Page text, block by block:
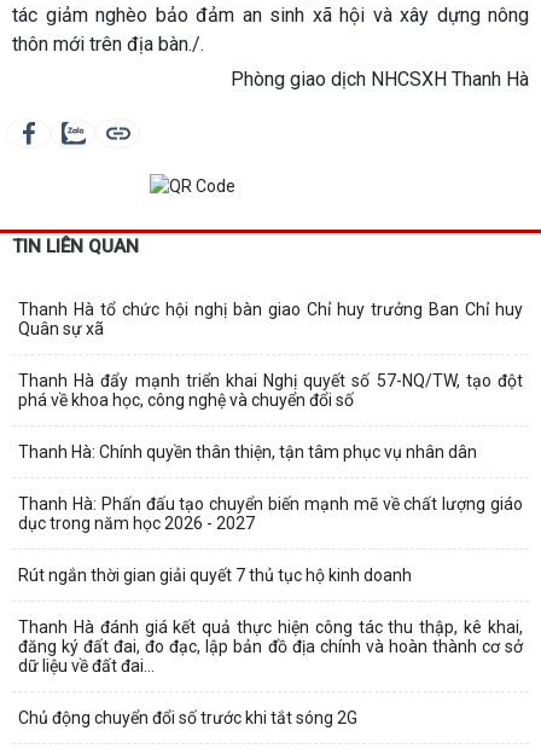
tác giảm nghèo bảo đảm an sinh xã hội và xây dựng nông
thôn mới trên địa bàn./.
Phòng giao dịch NHCSXH Thanh Hà
TIN LIÊN QUAN
Thanh Hà tổ chức hội nghị bàn giao Chỉ huy trưởng Ban Chỉ huy
Quân sự xã
Thanh Hà đẩy mạnh triển khai Nghị quyết số 57-NQ/TW, tạo đột
phá về khoa học, công nghệ và chuyển đổi số
Thanh Hà: Chính quyền thân thiện, tận tâm phục vụ nhân dân
Thanh Hà: Phấn đấu tạo chuyển biến mạnh mẽ về chất lượng giáo
dục trong năm học 2026 - 2027
Rút ngắn thời gian giải quyết 7 thủ tục hộ kinh doanh
Thanh Hà đánh giá kết quả thực hiện công tác thu thập, kê khai,
đăng ký đất đai, đo đạc, lập bản đồ địa chính và hoàn thành cơ sở
dữ liệu về đất đai...
Chủ động chuyển đổi số trước khi tắt sóng 2G